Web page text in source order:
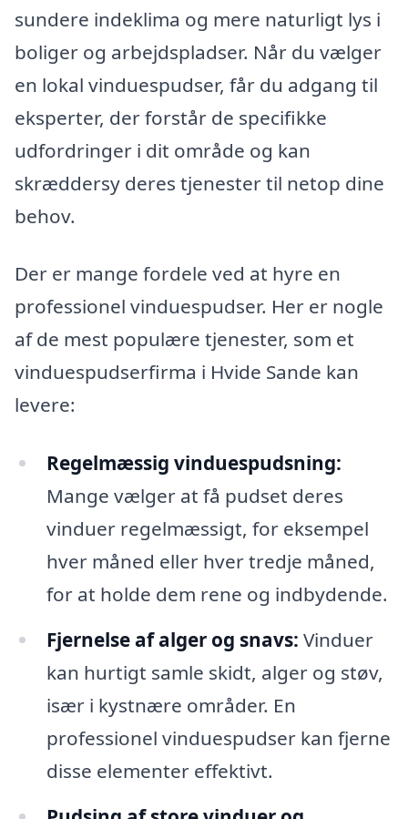
sundere indeklima og mere naturligt lys i
boliger og arbejdspladser. Når du vælger
en lokal vinduespudser, får du adgang til
eksperter, der forstår de specifikke
udfordringer i dit område og kan
skræddersy deres tjenester til netop dine
behov.
Der er mange fordele ved at hyre en
professionel vinduespudser. Her er nogle
af de mest populære tjenester, som et
vinduespudserfirma i Hvide Sande kan
levere:
Regelmæssig vinduespudsning:
Mange vælger at få pudset deres
vinduer regelmæssigt, for eksempel
hver måned eller hver tredje måned,
for at holde dem rene og indbydende.
Fjernelse af alger og snavs: Vinduer
kan hurtigt samle skidt, alger og støv,
især i kystnære områder. En
professionel vinduespudser kan fjerne
disse elementer effektivt.